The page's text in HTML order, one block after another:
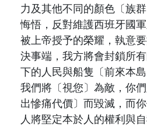
力及其他不同的顏色〔族
悔悟，反對維護西班牙國
被上帝授予的榮耀，執意
決事端，我方將會封鎖所
下的人民與船隻〔前來本
我們將〔視您〕為敵，你
出慘痛代價〕而毀滅，而
人將堅定本於人的權利與